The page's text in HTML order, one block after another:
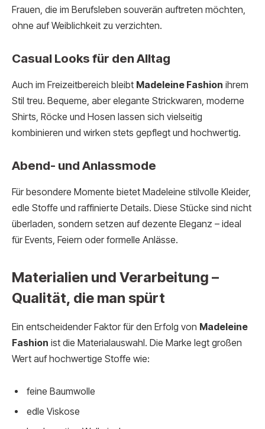
Frauen, die im Berufsleben souverän auftreten möchten,
ohne auf Weiblichkeit zu verzichten.
Casual Looks für den Alltag
Auch im Freizeitbereich bleibt Madeleine Fashion ihrem
Stil treu. Bequeme, aber elegante Strickwaren, moderne
Shirts, Röcke und Hosen lassen sich vielseitig
kombinieren und wirken stets gepflegt und hochwertig.
Abend- und Anlassmode
Für besondere Momente bietet Madeleine stilvolle Kleider,
edle Stoffe und raffinierte Details. Diese Stücke sind nicht
überladen, sondern setzen auf dezente Eleganz – ideal
für Events, Feiern oder formelle Anlässe.
Materialien und Verarbeitung –
Qualität, die man spürt
Ein entscheidender Faktor für den Erfolg von Madeleine
Fashion ist die Materialauswahl. Die Marke legt großen
Wert auf hochwertige Stoffe wie:
feine Baumwolle
edle Viskose